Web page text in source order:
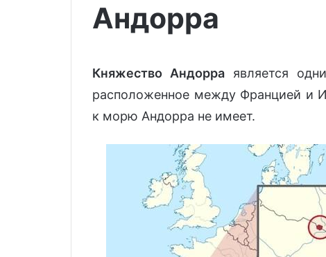
Андорра
Княжество Андорра является
расположенное между Францией и
к морю Андорра не имеет.